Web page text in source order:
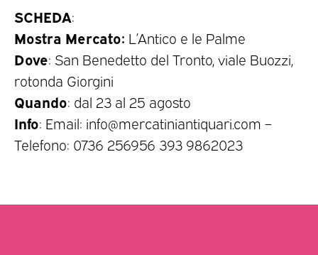
SCHEDA:
Mostra Mercato: L’Antico e le Palme
Dove: San Benedetto del Tronto, viale Buozzi,
rotonda Giorgini
Quando: dal 23 al 25 agosto
Info: Email: info@mercatiniantiquari.com –
Telefono: 0736 256956 393 9862023